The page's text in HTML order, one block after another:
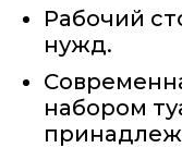
Рабочий
нужд.
набором